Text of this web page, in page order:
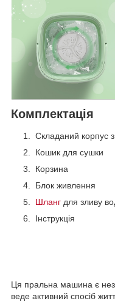
Комплектація
Складаний корпус
Кошик для сушки
Корзина
Блок живлення
Шланг для зливу
Інструкція
Ця пральна машина є
веде активний спосіб